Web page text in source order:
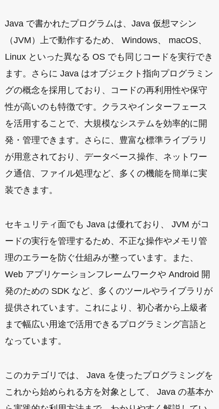
Java で書かれたプログラムは、Java 仮想マシン
（JVM）上で動作するため、 Windows、 macOS、
Linux といった異なる OS でも同じコードを実行でき
ます。さらに Java はオブジェクト指向プログラミン
グの概念を採用しており、コードの再利用性や保守
性が高いのも特徴です。クラスやインターフェース
を活用することで、大規模なシステムを効率的に開
発・管理できます。さらに、豊富な標準ライブラリ
が用意されており、データベース操作、ネットワー
ク通信、ファイル処理など、多くの機能を簡単に実
装できます。
セキュリティ面でも Java は優れており、 JVM がコ
ードの実行を管理するため、不正な操作やメモリ管
理のエラーを防ぐ仕組みが整っています。また、
Web アプリケーションフレームワークや Android 開
発のための SDK など、多くのツールやライブラリが
提供されています。これにより、初心者から上級者
まで幅広い用途で活用できるプログラミング言語と
なっています。
このカテゴリでは、 Java を使ったプログラミングを
これから始められる方を対象として、 Java の基本か